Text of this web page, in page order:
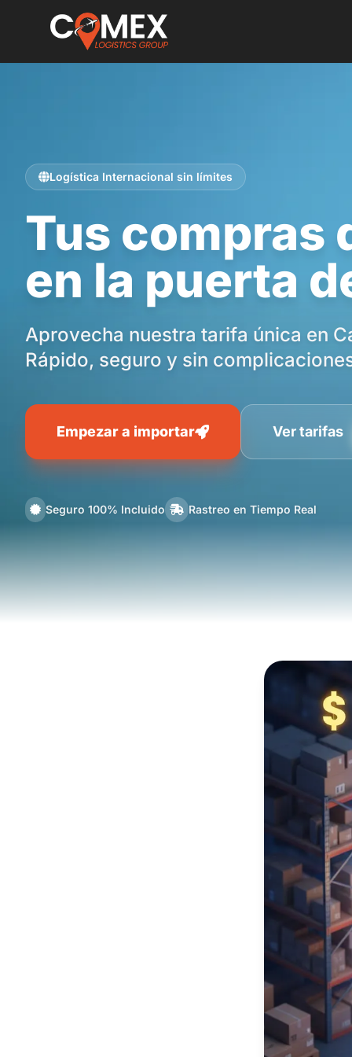
Saltar al contenido principal
Logística Internacional sin límites
Tus compras
en la puerta
Aprovecha nuestra tarifa única en
Rápido, seguro y sin
Empezar a importar Ver tarifas
Seguro 100% Incluido Rastreo en Tiempo Real
Oferta Comex Logistics: $7.50 + IVA la libra,